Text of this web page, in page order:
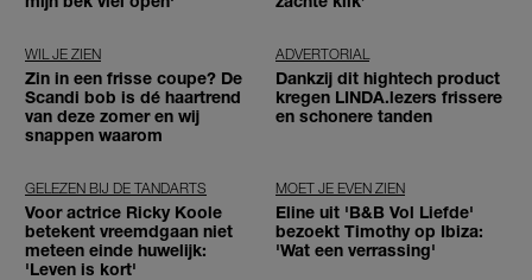
WIL JE ZIEN
Zin in een frisse coupe? De
Scandi bob is dé haartrend
van deze zomer en wij
snappen waarom
ADVERTORIAL
Dankzij dit hightech product
kregen LINDA.lezers frissere
en schonere tanden
GELEZEN BIJ DE TANDARTS
Voor actrice Ricky Koole
betekent vreemdgaan niet
meteen einde huwelijk:
'Leven is kort'
MOET JE EVEN ZIEN
Eline uit 'B&B Vol Liefde'
bezoekt Timothy op Ibiza:
'Wat een verrassing'